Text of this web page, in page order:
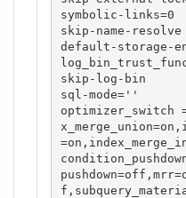
symbolic-links=0
skip-name-resolve
default-storage-
skip-log-bin
sql-mode=''
optimizer_switch